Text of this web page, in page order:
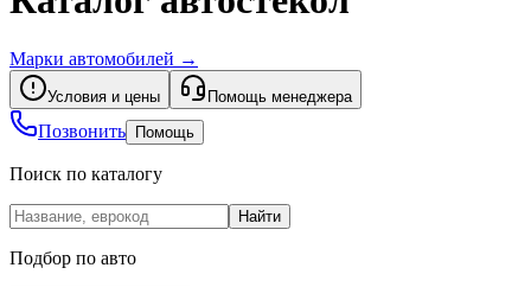
Марки автомобилей →
Условия и цены Помощь менеджера
Позвонить Помощь
Поиск по каталогу
Найти
Подбор по авто